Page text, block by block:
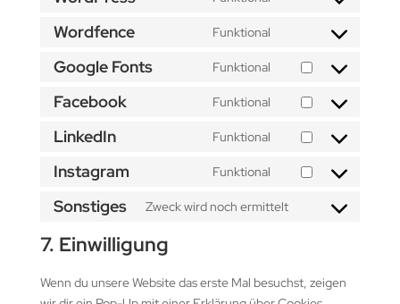
wordpress
Wordfence Funktional
wordfence
Google Fonts Funktional
Consent
google-
Facebook Funktional
Consent
facebook
LinkedIn Funktional
Consent
linkedin
Instagram Funktional
Consent
to
Sonstiges Zweck wird noch ermittelt
Consent
sonstiges
7. Einwilligung
Wenn du unsere Website das erste Mal besuchst, zeigen